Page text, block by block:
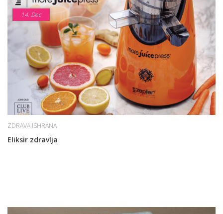
14. Dec
ZDRAVA ISHRANA
Eliksir zdravlja